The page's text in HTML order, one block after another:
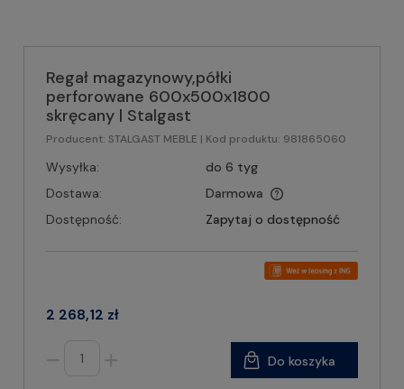
Regał magazynowy,półki
perforowane 600x500x1800
skręcany | Stalgast
Producent: STALGAST MEBLE | Kod produktu: 981865060
Wysyłka:
do 6 tyg
Dostawa:
Darmowa
Dostępność:
Zapytaj o dostępność
2 268,12 zł
Do koszyka